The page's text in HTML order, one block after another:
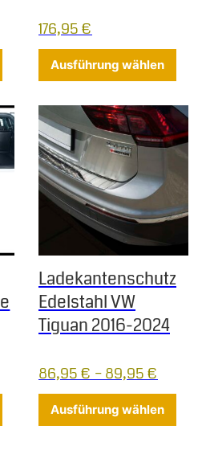
Dieses Produkt weist mehrere
176,95€
Ausführung wählen
Dieses Produkt weist mehrere
Ladekantenschutz
Edelstahl VW
Tiguan 2016-2024
86,95€ –89,95€
Ausführung wählen